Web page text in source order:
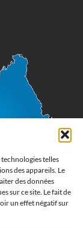
telles
des appareils. Le
des données
sur ce site. Le fait de
un effet négatif sur